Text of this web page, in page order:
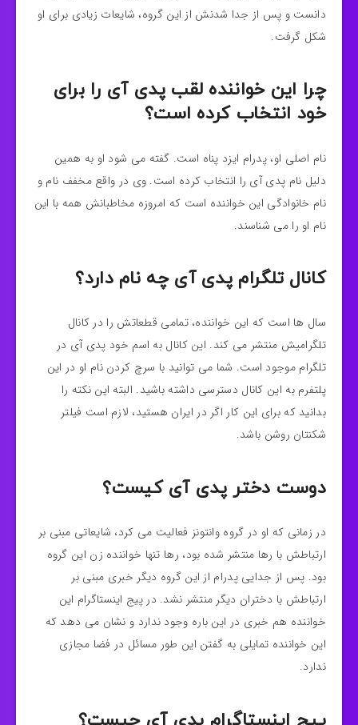
دانست و پس از جدا شدنش از این گروه، شایعات زیادی برای او
شکل گرفت.
چرا این خواننده لقب پدی آی را برای
خود انتخاب کرده است؟
نام اصلی او، پدرام ایزد پناه است. گفته می شود او به همین
دلیل نام پدی آی را انتخاب کرده است. وی در واقع مخفف نام و
نام خانوادگی این خواننده است که امروزه مخاطبانش همه با این
نام او را می شناسند.
کانال تلگرام پدی آی چه نام دارد؟
سال ها است که این خواننده، تمامی قطعاتش را در کانال
تلگرامیش منتشر می کند. این کانال به اسم خود پدی آی در
تلگرام موجود است. شما می توانید با سرچ کردن نام او در این
پلتفرم به این کانال دسترسی داشته باشید. البته این نکته را
بدانید که برای این کار اگر در ایران هستید، لازم است فیلتر
شکنتان روشن باشد.
دوست دختر پدی آی کیست؟
در زمانی که او در گروه وانتونز فعالیت می کرد، شایعاتی مبنی بر
ارتباطش با رها منتشر شده بود، رها تنها خواننده زن این گروه
بود. پس از جدایی پدرام از این گروه دیگر خبری مبنی بر
ارتباطش با دختران دیگر منتشر نشد. در پیج اینستاگرام این
خواننده هم خبری در این باره وجود ندارد و نشان می دهد که
این خواننده تمایلی به گفتن این طور مسائل در فضا مجازی
ندارد.